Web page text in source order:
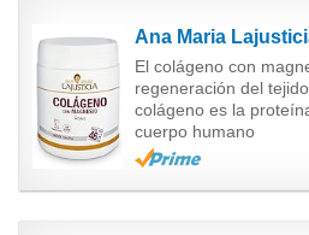
El colágeno con
regeneración del
colágeno es la
cuerpo humano